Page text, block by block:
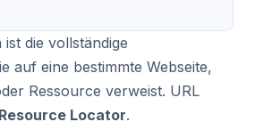
ist die vollständige
auf eine bestimmte Webseite,
Ressource verweist. URL
Locator.